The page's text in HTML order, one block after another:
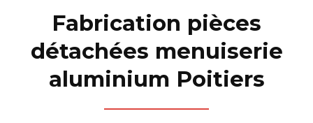
Fabrication pièces
détachées menuiserie
aluminium Poitiers